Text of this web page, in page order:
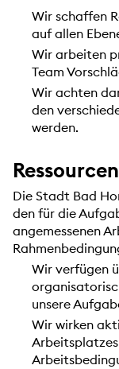
Wir schaffen
auf allen
Wir arbeiten
Team
Wir achten
den
werden.
Ressourcen
Die Stadt Bad
den für die
angemessenen
Wir verfügen
unsere
Wir wirken